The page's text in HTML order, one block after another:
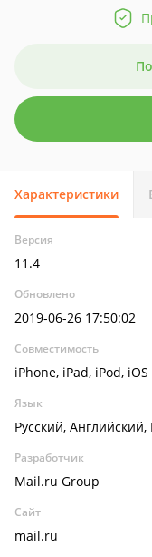
Характеристики
Версия
11.4
Обновлено
2019-06-26 17:50:02
Совместимость
iPhone, iPad, iPod,
Язык
Русский,
Разработчик
Mail.ru Group
Сайт
mail.ru